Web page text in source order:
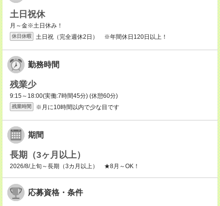
土日祝休
月～金※土日休み！
休日休暇 土日祝（完全週休2日） ※年間休日120日以上！
勤務時間
残業少
9:15～18:00(実働:7時間45分) (休憩60分)
残業時間 ※月に10時間以内で少な目です
期間
長期（3ヶ月以上）
2026/8/上旬～長期（3カ月以上） ★8月～OK！
応募資格・条件